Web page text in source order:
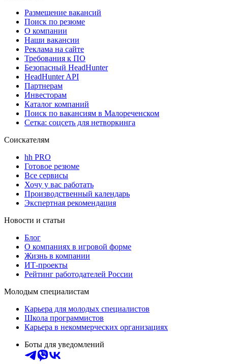
Размещение вакансий
Поиск по резюме
О компании
Наши вакансии
Реклама на сайте
Требования к ПО
Безопасный HeadHunter
HeadHunter API
Партнерам
Инвесторам
Каталог компаний
Поиск по вакансиям в Малореченском
Сетка: соцсеть для нетворкинга
Соискателям
hh PRO
Готовое резюме
Все сервисы
Хочу у вас работать
Производственный календарь
Экспертная рекомендация
Новости и статьи
Блог
О компаниях в игровой форме
Жизнь в компании
ИТ-проекты
Рейтинг работодателей России
Молодым специалистам
Карьера для молодых специалистов
Школа программистов
Карьера в некоммерческих организациях
Боты для уведомлений